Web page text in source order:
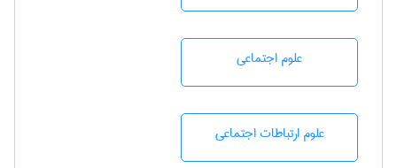
علوم اجتماعی
علوم ارتباطات اجتماعی